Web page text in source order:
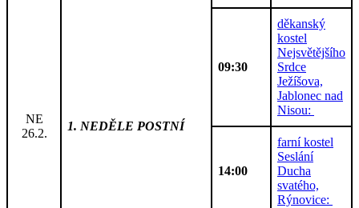
NE
26.2.
1. NEDĚLE POSTNÍ
09:30
děkanský
kostel
Nejsvětějšího
Srdce
Ježíšova,
Jablonec nad
Nisou:
14:00
farní kostel
Seslání
Ducha
svatého,
Rýnovice: